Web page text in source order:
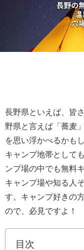
長野県といえば、皆
野県と言えば「蕎麦
を思い浮かべるかも
キャンプ地帯として
ンプ場の中でも無料
キャンプ場や知る人
す。キャンプ好きの
ので、必見ですよ！
目次